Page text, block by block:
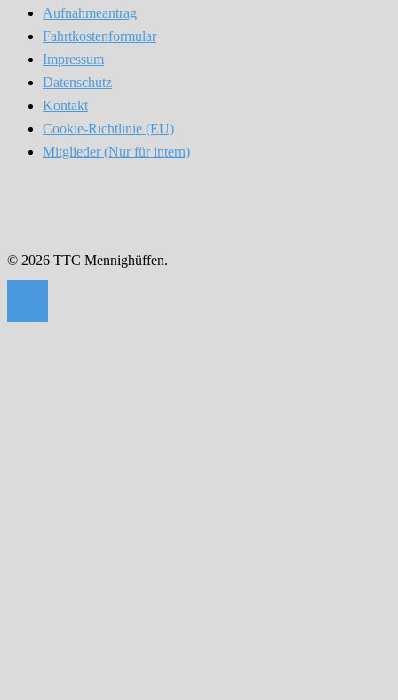
Aufnahmeantrag
Fahrtkostenformular
Impressum
Datenschutz
Kontakt
Cookie-Richtlinie (EU)
Mitglieder (Nur für intern)
© 2026 TTC Mennighüffen.